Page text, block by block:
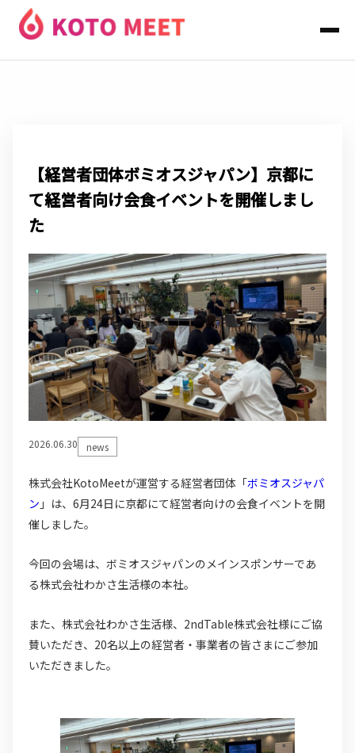
Contact Us
【経営者団体ボミオスジャパン】京都に
て経営者向け会食イベントを開催しまし
た
2026.06.30 news
株式会社KotoMeetが運営する経営者団体「ボミオスジャパ
ン 」は、6月24日に京都にて経営者向けの会食イベントを開
催しました。
今回の会場は、ボミオスジャパンのメインスポンサーであ
る株式会社わかさ生活様の本社。
また、株式会社わかさ生活様、2ndTable株式会社様にご協
賛いただき、20名以上の経営者・事業者の皆さまにご参加
いただきました。